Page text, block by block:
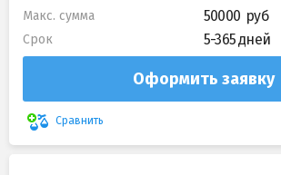
Макс. сумма 50000
Срок 5-365 дней
Оформить заявку
Сравнить